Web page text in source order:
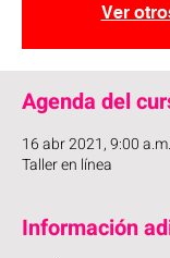
Ver
Agenda del
16 abr 2021, 9:00
Taller en línea
Información